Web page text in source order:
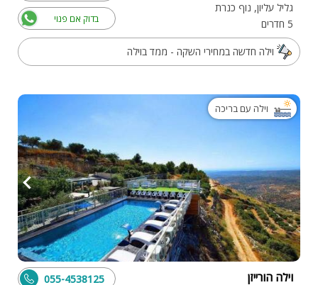
גליל עליון, נוף כנרת
5 חדרים
בדוק אם פנוי
וילה חדשה במחירי השקה - ממד בוילה
וילה עם בריכה
וילה הורייזן 055-4538125